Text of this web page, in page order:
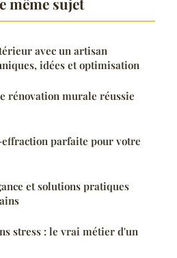
avec un artisan
idées et optimisation
rénovation murale réussie
parfaite pour votre
et solutions pratiques
stress : le vrai métier d'un